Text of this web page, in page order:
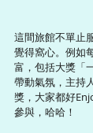
這間旅館不單止
覺得窩心。例如
富，包括大獎「
帶動氣氛，主持
獎，大家都好
參與，哈哈！